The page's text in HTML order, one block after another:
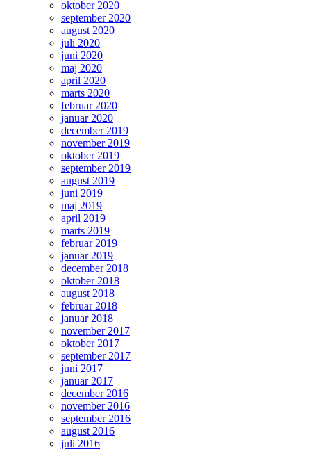
oktober 2020
september 2020
august 2020
juli 2020
juni 2020
maj 2020
april 2020
marts 2020
februar 2020
januar 2020
december 2019
november 2019
oktober 2019
september 2019
august 2019
juni 2019
maj 2019
april 2019
marts 2019
februar 2019
januar 2019
december 2018
oktober 2018
august 2018
februar 2018
januar 2018
november 2017
oktober 2017
september 2017
juni 2017
januar 2017
december 2016
november 2016
september 2016
august 2016
juli 2016